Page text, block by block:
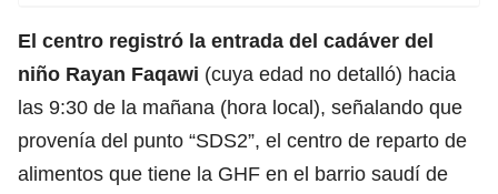
El centro registró la entrada del cadáver del
niño Rayan Faqawi (cuya edad no detalló) hacia
las 9:30 de la mañana (hora local), señalando que
provenía del punto “SDS2”, el centro de reparto de
alimentos que tiene la GHF en el barrio saudí de